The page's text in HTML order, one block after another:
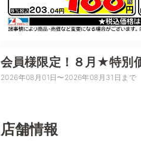
会員様限定！８月★特別
2026年08月01日〜2026年08月31日まで
店舗情報